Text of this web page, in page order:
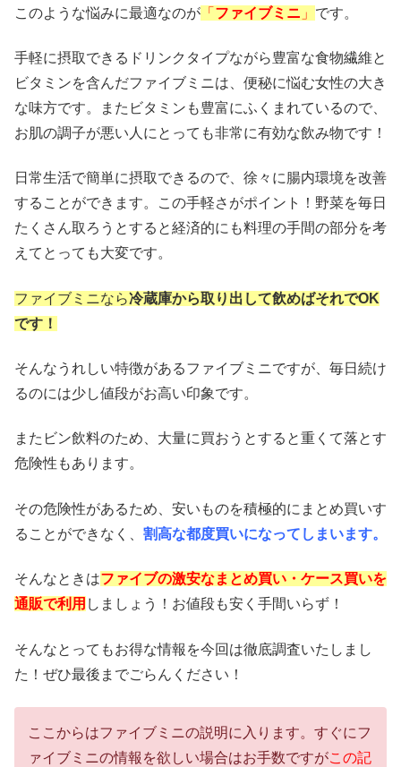
このような悩みに最適なのが 「 ファイブミニ 」 です。
手軽に摂取できるドリンクタイプながら豊富な食物繊維と
ビタミンを含んだファイブミニは、便秘に悩む女性の大き
な味方です。またビタミンも豊富にふくまれているので、
お肌の調子が悪い人にとっても非常に有効な飲み物です！
日常生活で簡単に摂取できるので、徐々に腸内環境を改善
することができます。この手軽さがポイント！野菜を毎日
たくさん取ろうとすると経済的にも料理の手間の部分を考
えてとっても大変です。
ファイブミニなら冷蔵庫から取り出して飲めばそれでOK
です！
そんなうれしい特徴があるファイブミニですが、毎日続け
るのには少し値段がお高い印象です。
またビン飲料のため、大量に買おうとすると重くて落とす
危険性もあります。
その危険性があるため、安いものを積極的にまとめ買いす
ることができなく、 割高な都度買いになってしまいます。
そんなときはファイブの激安なまとめ買い・ケース買いを
通販で利用 しましょう！お値段も安く手間いらず！
そんなとってもお得な情報を今回は徹底調査いたしまし
た！ぜひ最後までごらんください！
ここからはファイブミニの説明に入ります。すぐにフ
ァイブミニの情報を欲しい場合はお手数ですがこの記